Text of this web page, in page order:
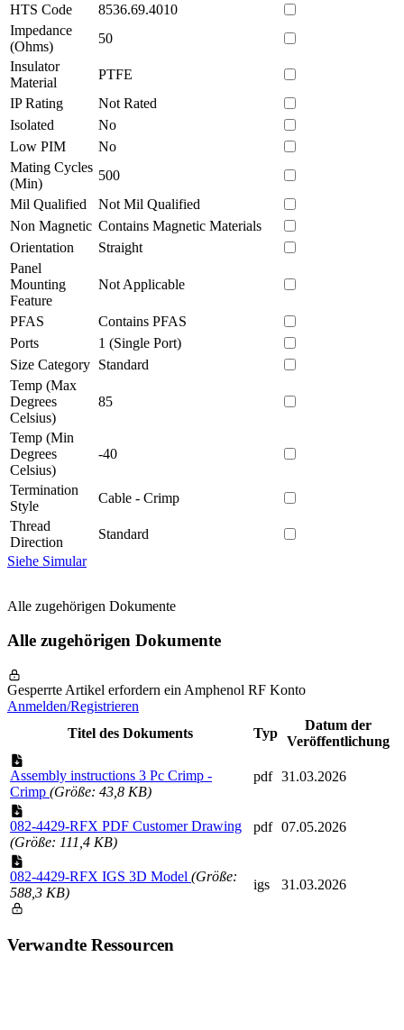
HTS Code
8536.69.4010
Impedance
(Ohms)
50
Insulator
Material
PTFE
IP Rating
Not Rated
Isolated
No
Low PIM
No
Mating Cycles
(Min)
500
Mil Qualified
Not Mil Qualified
Non Magnetic Contains Magnetic Materials
Orientation
Straight
Panel
Mounting
Feature
Not Applicable
PFAS
Contains PFAS
Ports
1 (Single Port)
Size Category Standard
Temp (Max
Degrees
Celsius)
85
Temp (Min
Degrees
Celsius)
-40
Termination
Style
Cable - Crimp
Thread
Direction
Standard
Siehe Simular
Alle zugehörigen Dokumente
Alle zugehörigen Dokumente
Gesperrte Artikel erfordern ein Amphenol RF Konto
Anmelden/Registrieren
Titel des Dokuments
Typ
Datum der
Veröffentlichung
Assembly instructions 3 Pc Crimp -
Crimp (Größe: 43,8 KB)
pdf 31.03.2026
082-4429-RFX PDF Customer Drawing
(Größe: 111,4 KB)
pdf 07.05.2026
082-4429-RFX IGS 3D Model (Größe:
588,3 KB)
igs 31.03.2026
Verwandte Ressourcen